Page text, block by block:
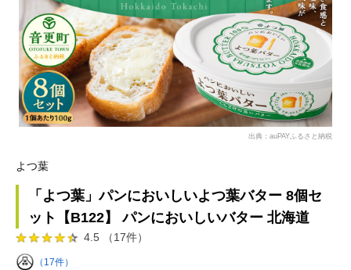
出典：auPAYふるさと納税
よつ葉
「よつ葉」パンにおいしいよつ葉バター 8個セ
ット【B122】 パンにおいしいバター 北海道
4.5 （17件）
（17件）